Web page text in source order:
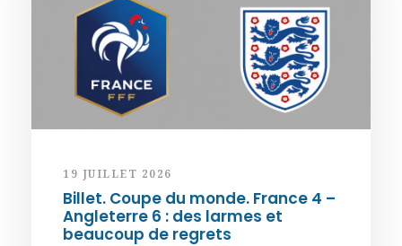
19 JUILLET 2026
Billet. Coupe du monde. France 4 –
Angleterre 6 : des larmes et
beaucoup de regrets